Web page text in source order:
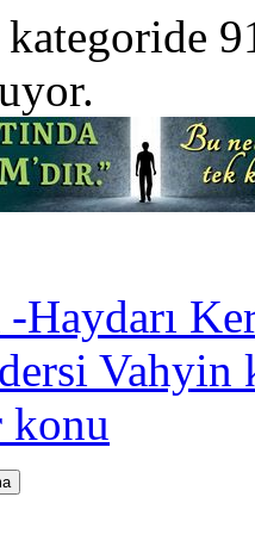
Haydarı
Vahyin
konu